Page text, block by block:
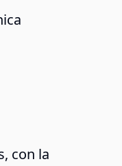
con la